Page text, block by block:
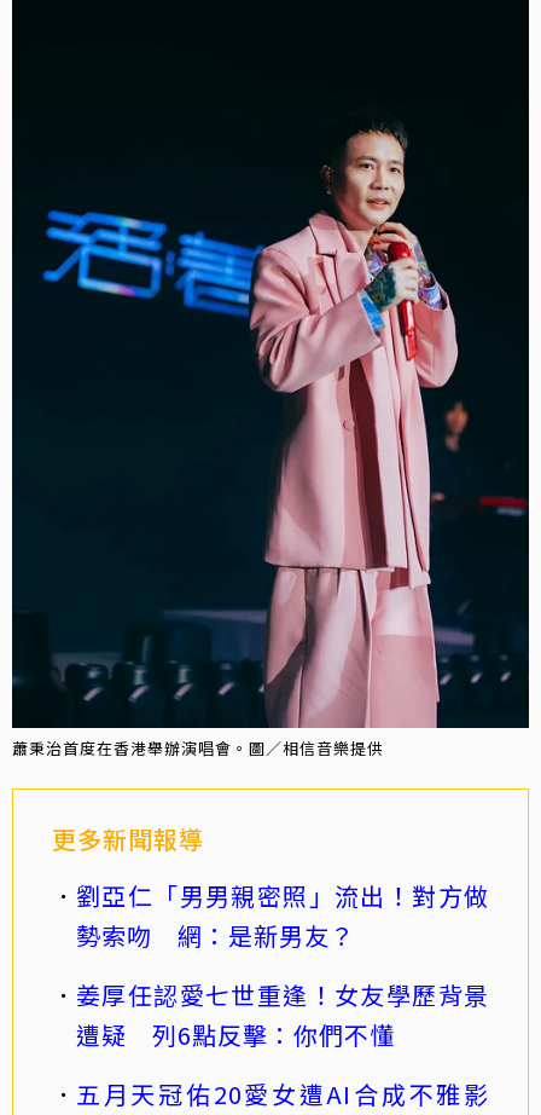
蕭秉治首度在香港舉辦演唱會。圖／相信音樂提供
更多新聞報導
劉亞仁「男男親密照」流出！對方做
勢索吻 網：是新男友？
姜厚任認愛七世重逢！女友學歷背景
遭疑 列6點反擊：你們不懂
五月天冠佑20愛女遭AI合成不雅影